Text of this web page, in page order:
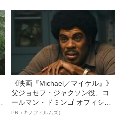
ぎる“熟れ方”
《映画『Michael／マイケル』》
父ジョセフ・ジャクソン役、コ
ールマン・ドミンゴ オフィシャ
ルインタビュー“観客を魅了した
PR（キノフィルムズ）